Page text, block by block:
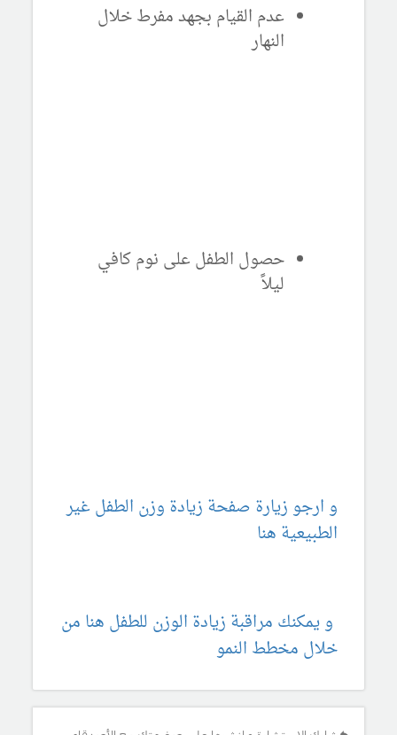
عدم القيام بجهد مفرط خلال
النهار
حصول الطفل على نوم كافي
ليلاً
و ارجو زيارة صفحة زيادة وزن الطفل غير
الطبيعية هنا
و يمكنك مراقبة زيادة الوزن للطفل هنا من
خلال مخطط النمو